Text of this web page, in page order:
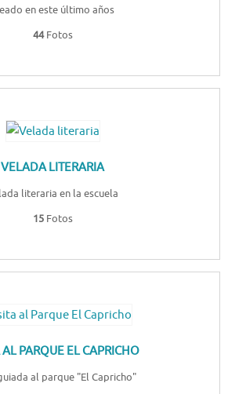
en este último años
44Fotos
VELADA LITERARIA
literaria en la escuela
15Fotos
PARQUE EL CAPRICHO
al parque "El Capricho"